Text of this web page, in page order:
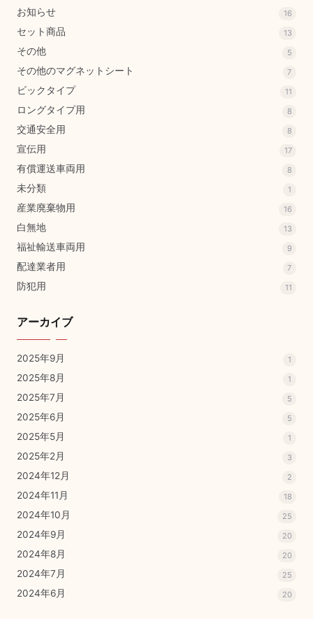
お知らせ 16
セット商品 13
その他 5
その他のマグネットシート 7
ビックタイプ 11
ロングタイプ用 8
交通安全用 8
宣伝用 17
有償運送車両用 8
未分類 1
産業廃棄物用 16
白無地 13
福祉輸送車両用 9
配達業者用 7
防犯用 11
アーカイブ
2025年9月 1
2025年8月 1
2025年7月 5
2025年6月 5
2025年5月 1
2025年2月 3
2024年12月 2
2024年11月 18
2024年10月 25
2024年9月 20
2024年8月 20
2024年7月 25
2024年6月 20